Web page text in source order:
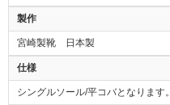
製作
宮崎製靴 日本製
仕様
シングルソール/平コバとなります。